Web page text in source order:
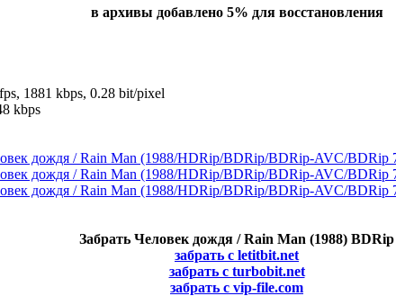
в архивы добавлено 5% для восстановления
1881 kbps, 0.28 bit/pixel
kbps
Забрать Человек дождя / Rain Man (1988) BDRip
забрать с letitbit.net
забрать с turbobit.net
забрать с vip-file.com